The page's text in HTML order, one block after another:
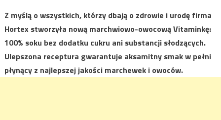
Z myślą o wszystkich, którzy dbają o zdrowie i urodę firma
Hortex stworzyła nową marchwiowo-owocową Vitaminkę:
100% soku bez dodatku cukru ani substancji słodzących.
Ulepszona receptura gwarantuje aksamitny smak w pełni
płynący z najlepszej jakości marchewek i owoców.